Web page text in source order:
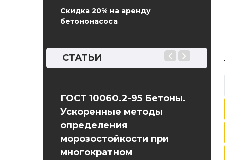
Скидка 20% на аренду
бетононасоса
СТАТЬИ
ГОСТ 10060.2-95 Бетоны.
Ускоренные методы
определения
морозостойкости при
многократном
Бетон